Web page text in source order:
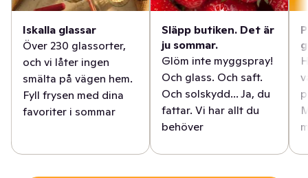
Iskalla glassar
Över 230 glassorter,
och vi låter ingen
smälta på vägen hem.
Fyll frysen med dina
favoriter i sommar
Släpp butiken. Det är
ju sommar.
Glöm inte myggspray!
Och glass. Och saft.
Och solskydd... Ja, du
fattar. Vi har allt du
behöver